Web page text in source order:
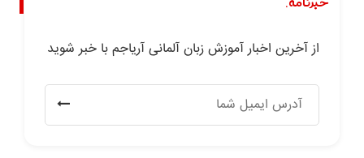
از آخرین اخبار آموزش زبان آلمانی آریاجم با خبر شوید